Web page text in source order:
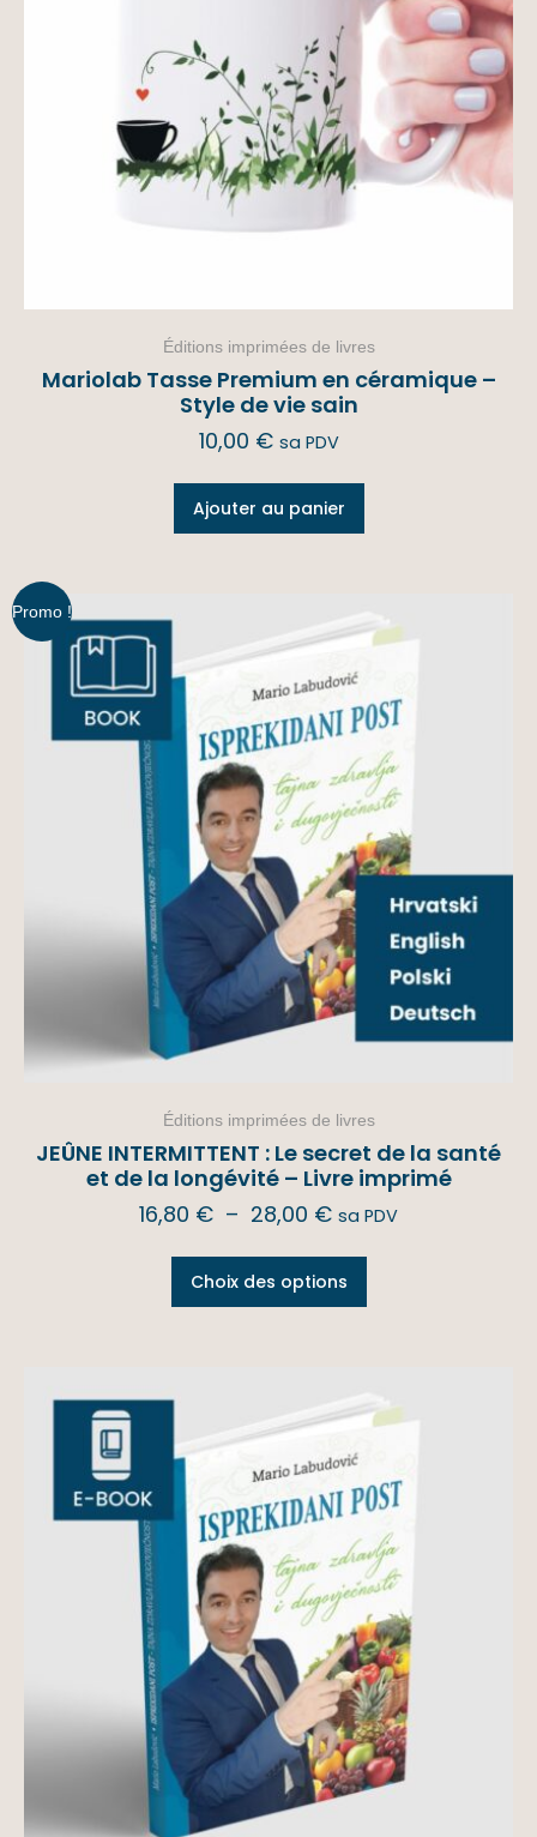
Éditions imprimées de livres
Mariolab Tasse Premium en céramique –
Style de vie sain
10,00 € sa PDV
Ajouter au panier
Promo !
Éditions imprimées de livres
JEÛNE INTERMITTENT : Le secret de la santé
et de la longévité – Livre imprimé
16,80 € – 28,00 € sa PDV
Choix des options